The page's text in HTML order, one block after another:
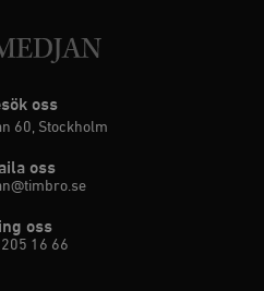
oss
60, Stockholm
oss
oss
16 66